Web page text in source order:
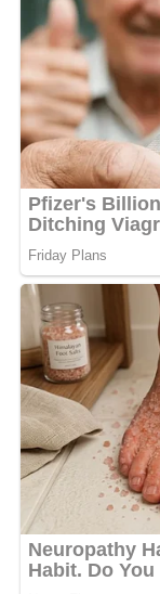
die besonders
serviert wird.
Äpfelnentsteht
cremigen
abgerundet wird.
Frische, während
leichte Würze und
Besonders
Sektkelchen
festlich
Jahreswechsel.
gehackten